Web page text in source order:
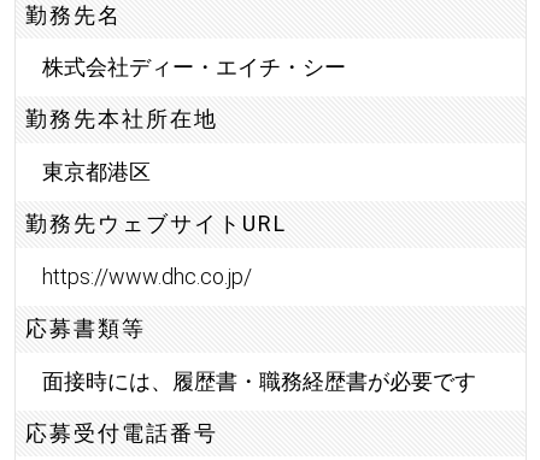
勤務先名
株式会社ディー・エイチ・シー
勤務先本社所在地
東京都港区
勤務先ウェブサイトURL
https://www.dhc.co.jp/
応募書類等
面接時には、履歴書・職務経歴書が必要です
応募受付電話番号